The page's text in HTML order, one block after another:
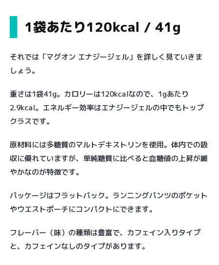
1袋あたり120kcal / 41g
それでは「マグオン エナジージェル」を詳しく見ていきま
しょう。
重さは1袋41g。カロリーは120kcalなので、1gあたり
2.9kcal。エネルギー効率はエナジージェルの中でもトップ
クラスです。
原材料には多糖質のマルトデキストリンを使用。体内での吸
収に優れていますが、単純糖質に比べると血糖値の上昇が緩
やかなのが特徴です。
パッケージはフラットパック。ランニングパンツのポケット
やウエストポーチにコンパクトにできます。
フレーバー（味）の種類は豊富で、カフェイン入りタイプ
と、カフェインなしのタイプがあります。